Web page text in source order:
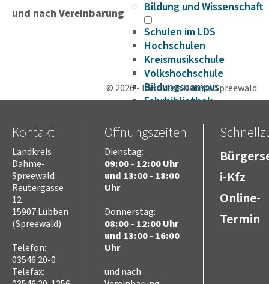
Bildung und Wissenschaft
Schulen im LDS
Hochschulen
Kreismusikschule
Volkshochschule
Bildungscampus
Fahrbibliothek
Förderungen
Gesundheit
Infektionsschutz
Hygieneüberwachung
Trinkwasser
Schuluntersuchung
Zahnärztlicher Dienst
Krankenhäuser
Psychosoziale
Verkehr und Mobilität
und nach Vereinbarung
© 2026 - Landkreis Dahme Spreewald
Kontakt
Landkreis
Dahme-
Spreewald
Reutergasse
12
15907 Lübben
(Spreewald)
Telefon:
03546 20-0
Telefax:
Öffnungszeiten
Dienstag:
09:00 - 12:00 Uhr
und 13:00 - 18:00
Uhr
Donnerstag:
08:00 - 12:00 Uhr
und 13:00 - 16:00
Uhr
und nach
i-Kfz
Online-
Termin